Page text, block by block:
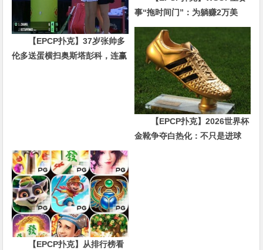
【EPCP扑克】37岁张帅多
伦多送蛋横扫奥斯塔彭科，连赢
事“拖时间门”：为躺赚2万美
金，他磨了整整17分钟
【EPCP扑克】2026世界杯
金靴争夺白热化：不只是进球
【EPCP扑克】从排行榜看